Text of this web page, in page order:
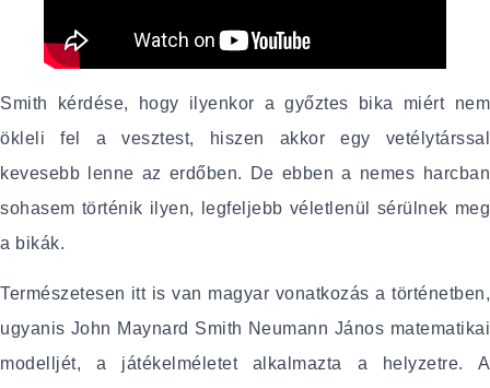
Smith kérdése, hogy ilyenkor a győztes bika miért nem
ökleli fel a vesztest, hiszen akkor egy vetélytárssal
kevesebb lenne az erdőben. De ebben a nemes harcban
sohasem történik ilyen, legfeljebb véletlenül sérülnek meg
a bikák.
Természetesen itt is van magyar vonatkozás a történetben,
ugyanis John Maynard Smith Neumann János matematikai
modelljét, a játékelméletet alkalmazta a helyzetre. A